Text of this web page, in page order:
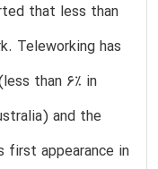
that less than
Teleworking has
than 6% in
and the
first appearance in